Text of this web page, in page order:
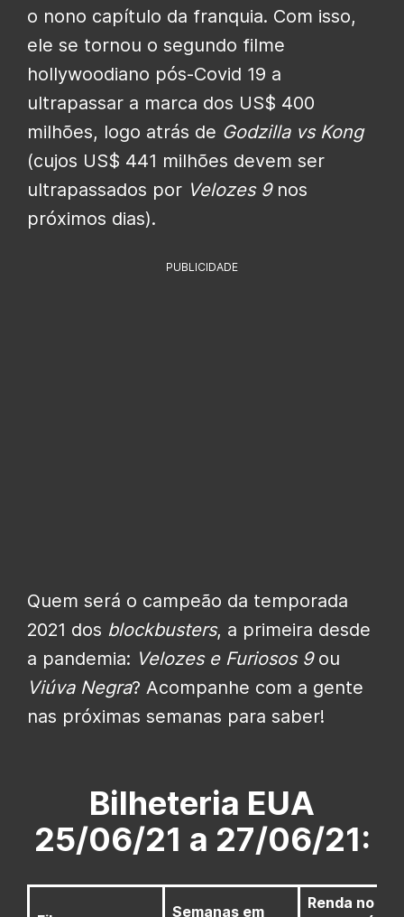
o nono capítulo da franquia. Com isso,
ele se tornou o segundo filme
hollywoodiano pós-Covid 19 a
ultrapassar a marca dos US$ 400
milhões, logo atrás de Godzilla vs Kong
(cujos US$ 441 milhões devem ser
ultrapassados por Velozes 9nos
próximos dias).
PUBLICIDADE
Quem será o campeão da temporada
2021 dos blockbusters, a primeira desde
a pandemia: Velozes e Furiosos 9ou
Viúva Negra? Acompanhe com a gente
nas próximas semanas para saber!
Bilheteria EUA
25/06/21 a 27/06/21:
Semanas em
Renda no fim